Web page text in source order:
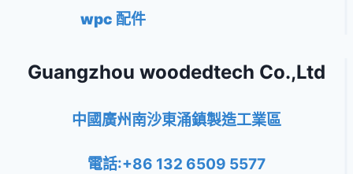
wpc 配件
Guangzhou woodedtech Co.,Ltd
中國廣州南沙東涌鎮製造工業區
電話:+86 132 6509 5577